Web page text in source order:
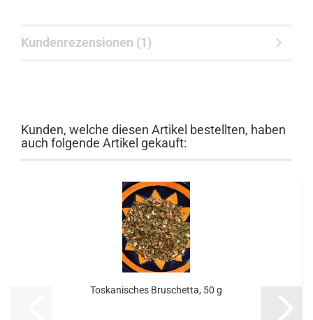
Kundenrezensionen (1)
Kunden, welche diesen Artikel bestellten, haben
auch folgende Artikel gekauft:
Toskanisches Bruschetta, 50 g